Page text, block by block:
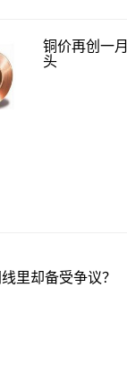
铜价再创一
头
里却备受争议？